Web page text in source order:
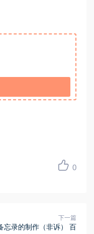
0
下一篇
忘录的制作（非诉） 百